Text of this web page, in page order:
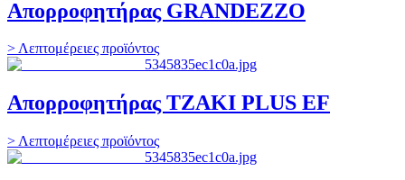
Απορροφητήρας GRANDEZZO
> Λεπτομέρειες προϊόντος
Απορροφητήρας ΤΖΑΚΙ PLUS EF
> Λεπτομέρειες προϊόντος